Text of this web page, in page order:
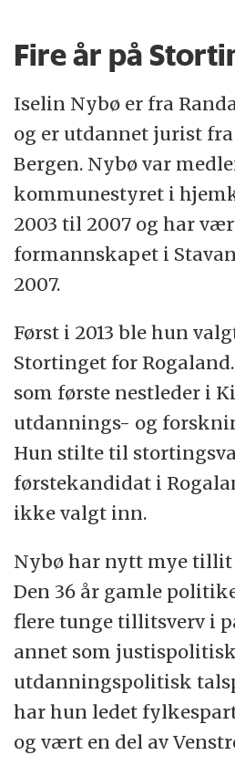
Fire år på
Iselin Nybø er fra
og er utdannet jurist
Bergen. Nybø var
kommunestyret i
2003 til 2007 og har
formannskapet i
2007.
Først i 2013 ble hun
Stortinget for
som første nestleder i
utdannings- og
Hun stilte til
førstekandidat i
ikke valgt inn.
Nybø har nytt mye tillit
Den 36 år gamle
flere tunge tillitsverv i
annet som
utdanningspolitisk
har hun ledet
og vært en del av